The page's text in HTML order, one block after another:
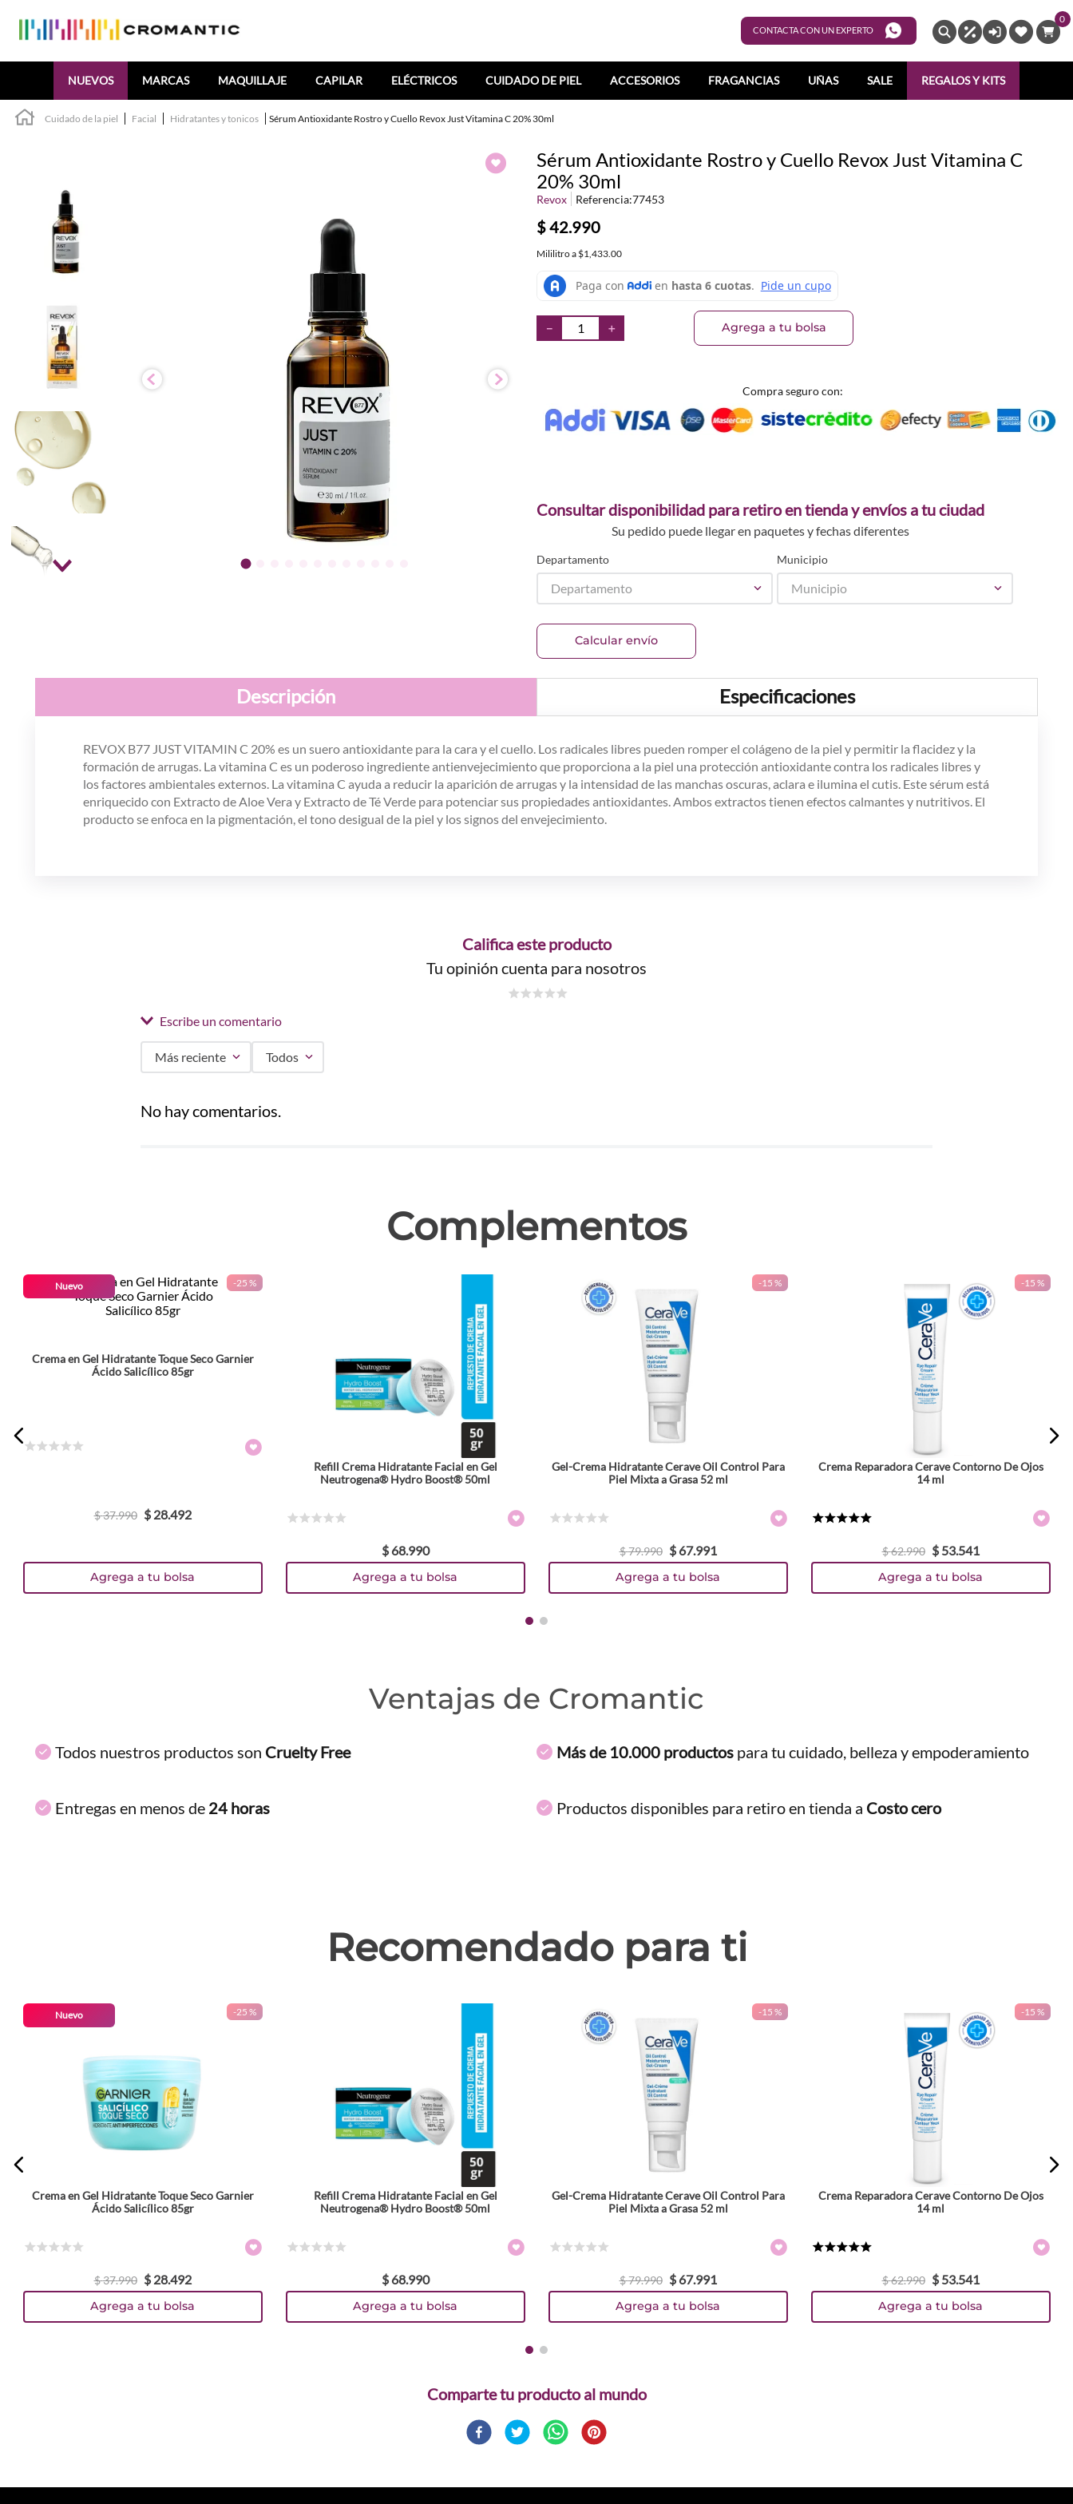
CONTACTA CON UN EXPERTO
0
NUEVOS MARCAS MAQUILLAJE CAPILAR ELÉCTRICOS CUIDADO DE PIEL ACCESORIOS FRAGANCIAS UÑAS SALE REGALOS Y KITS
Cuidado de la piel Facial Hidratantes y tonicos Sérum Antioxidante Rostro y Cuello Revox Just Vitamina C 20% 30ml
Sérum Antioxidante Rostro y Cuello Revox Just Vitamina C
20% 30ml
Revox Referencia:77453
$42.990
Mililitroa $1,433.00
＋
－ Agrega a tu bolsa
Compra seguro con:
Consultar disponibilidad para retiro en tienda y envíos a tu ciudad
Su pedido puede llegar en paquetes y fechas diferentes
Departamento
Departamento
Municipio
Municipio
Calcular envío
Descripción Especificaciones
REVOX B77 JUST VITAMIN C 20% es un suero antioxidante para la cara y el cuello. Los radicales libres pueden romper el colágeno de la piel y permitir la flacidez y la
formación de arrugas. La vitamina C es un poderoso ingrediente antienvejecimiento que proporciona a la piel una protección antioxidante contra los radicales libres y
los factores ambientales externos. La vitamina C ayuda a reducir la aparición de arrugas y la intensidad de las manchas oscuras, aclara e ilumina el cutis. Este sérum está
enriquecido con Extracto de Aloe Vera y Extracto de Té Verde para potenciar sus propiedades antioxidantes. Ambos extractos tienen efectos calmantes y nutritivos. El
producto se enfoca en la pigmentación, el tono desigual de la piel y los signos del envejecimiento.
Califica este producto
Tu opinión cuenta para nosotros
Escribe un comentario
Título
Dirección de email
Escribe un comentario
ENVIAR COMENTARIO
Más reciente Todos
No hay comentarios.
Complementos
Nuevo -25 %
Crema en Gel Hidratante Toque Seco Garnier
Ácido Salicílico 85gr
$37.990 $ 28.492
Agrega a tu bolsa
Refill Crema Hidratante Facial en Gel
Neutrogena® Hydro Boost® 50ml
$ 68.990
Agrega a tu bolsa
-15 %
Gel-Crema Hidratante Cerave Oil Control Para
Piel Mixta a Grasa 52 ml
$79.990 $ 67.991
Agrega a tu bolsa
-15 %
Crema Reparadora Cerave Contorno De Ojos
14 ml
$62.990 $ 53.541
Agrega a tu bolsa
Ventajas de Cromantic
Todos nuestros productos son Cruelty Free Más de 10.000 productos para tu cuidado, belleza y empoderamiento
Entregas en menos de 24 horas Productos disponibles para retiro en tienda a Costo cero
Recomendado para ti
Nuevo -25 %
Crema en Gel Hidratante Toque Seco Garnier
Ácido Salicílico 85gr
$37.990 $ 28.492
Agrega a tu bolsa
Refill Crema Hidratante Facial en Gel
Neutrogena® Hydro Boost® 50ml
$ 68.990
Agrega a tu bolsa
-15 %
Gel-Crema Hidratante Cerave Oil Control Para
Piel Mixta a Grasa 52 ml
$79.990 $ 67.991
Agrega a tu bolsa
-15 %
Crema Reparadora Cerave Contorno De Ojos
14 ml
$62.990 $ 53.541
Agrega a tu bolsa
Comparte